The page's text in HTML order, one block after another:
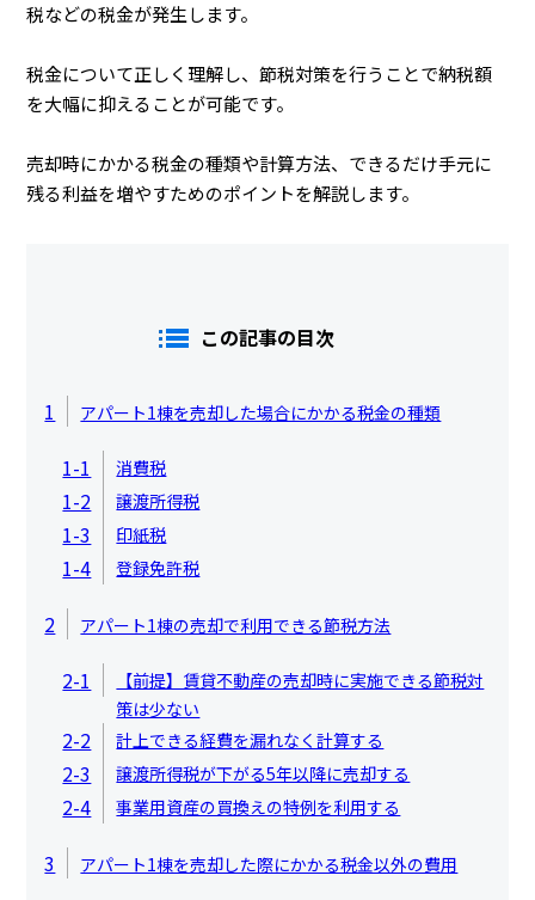
税などの税金が発生します。
税金について正しく理解し、節税対策を行うことで納税額
を大幅に抑えることが可能です。
売却時にかかる税金の種類や計算方法、できるだけ手元に
残る利益を増やすためのポイントを解説します。
この記事の目次
1 アパート1棟を売却した場合にかかる税金の種類
1-1 消費税
1-2 譲渡所得税
1-3 印紙税
1-4 登録免許税
2 アパート1棟の売却で利用できる節税方法
2-1
【前提】賃貸不動産の売却時に実施できる節税対
策は少ない
2-2 計上できる経費を漏れなく計算する
2-3 譲渡所得税が下がる5年以降に売却する
2-4 事業用資産の買換えの特例を利用する
3 アパート1棟を売却した際にかかる税金以外の費用